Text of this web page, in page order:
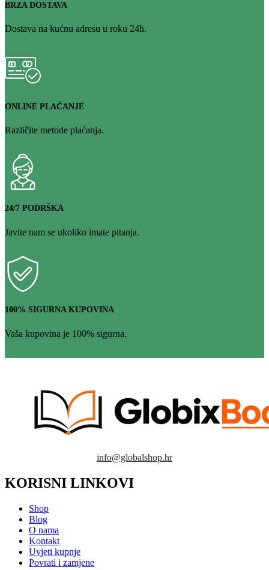
BRZA DOSTAVA
Dostava na kućnu adresu u roku 24h.
ONLINE PLAĆANJE
Različite metode plaćanja.
24/7 PODRŠKA
Javite nam se ukoliko imate pitanja.
100% SIGURNA KUPOVINA
Vaša kupovina je 100% sigurna.
info@globalshop.hr
KORISNI LINKOVI
Shop
Blog
O nama
Kontakt
Uvjeti kupnje
Povrati i zamjene